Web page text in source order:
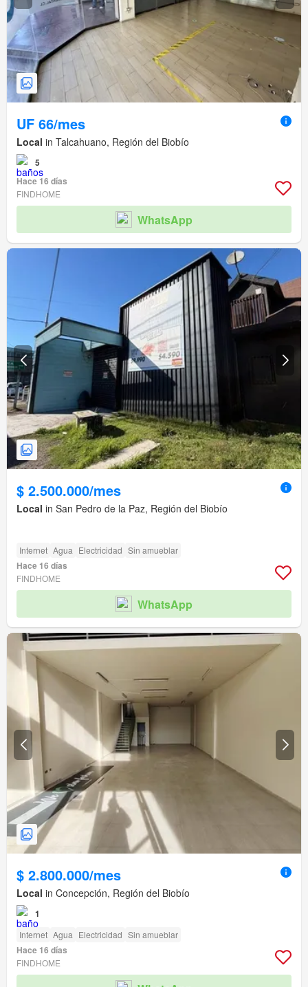
UF 66/mes
Local in Talcahuano, Región del Biobío
5
Hace 16 días
FINDHOME
WhatsApp
$ 2.500.000/mes
Local in San Pedro de la Paz, Región del Biobío
Internet Agua Electricidad Sin amueblar
Hace 16 días
FINDHOME
WhatsApp
$ 2.800.000/mes
Local in Concepción, Región del Biobío
1
Internet Agua Electricidad Sin amueblar
Hace 16 días
FINDHOME